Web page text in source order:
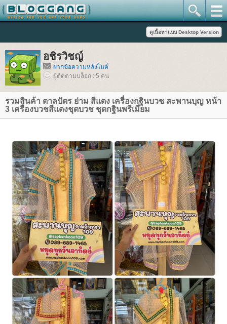
อชิรวิชญ์
ฝากข้อความหลังไมค์
ผู้ติดตามบล็อก : 5 คน
รวมสินค้า ตาลปัตร ย่าม สีแดง เครื่องกฐินบวช สะพานบุญ หน้า
3 เครื่องบวชสีแดงชุดบวช ชุดกฐินพรีเมี่ยม